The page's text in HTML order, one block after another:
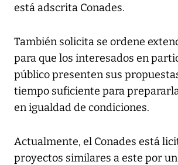
está adscrita Conades.
También solicita se ordene
para que los interesados en
público presenten sus
tiempo suficiente para
en igualdad de condiciones.
Actualmente, el Conades está
proyectos similares a este por